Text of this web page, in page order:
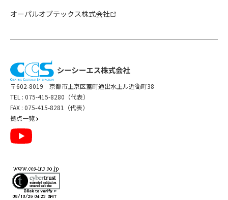
オーパルオプテックス株式会社
〒602-8019 京都市上京区室町通出水上ル近衛町38
TEL : 075-415-8280（代表）
FAX : 075-415-8281（代表）
拠点一覧